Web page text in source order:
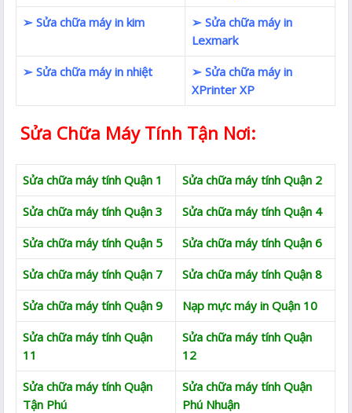
➢ Sửa chữa máy in kim
➢ Sửa chữa máy in
Lexmark
➢ Sửa chữa máy in nhiệt
➢ Sửa chữa máy in
XPrinter XP
Sửa Chữa Máy Tính Tận Nơi:
Sửa chữa máy tính Quận 1
Sửa chữa máy tính Quận 2
Sửa chữa máy tính Quận 3
Sửa chữa máy tính Quận 4
Sửa chữa máy tính Quận 5
Sửa chữa máy tính Quận 6
Sửa chữa máy tính Quận 7
Sửa chữa máy tính Quận 8
Sửa chữa máy tính Quận 9
Nạp mực máy in Quận 10
Sửa chữa máy tính Quận
11
Sửa chữa máy tính Quận
12
Sửa chữa máy tính Quận
Tận Phú
Sửa chữa máy tính Quận
Phú Nhuận